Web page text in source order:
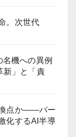
。次世代
機への異例
」と「責
換点か――バー
化するAI半導